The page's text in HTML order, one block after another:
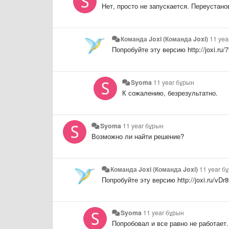
Нет, просто не запускается.
Команда Joxi (Команда Joxi) 11
Попробуйте эту версию http://joxi.ru/
Syoma 11 year бұрын
К сожалению, безрезультатно.
Syoma 11 year бұрын
Возможно ли найти решение?
Команда Joxi (Команда Joxi) 11 year
Попробуйте эту версию http://joxi.ru/
Syoma 11 year бұрын
Попробовал и все равно не работает.